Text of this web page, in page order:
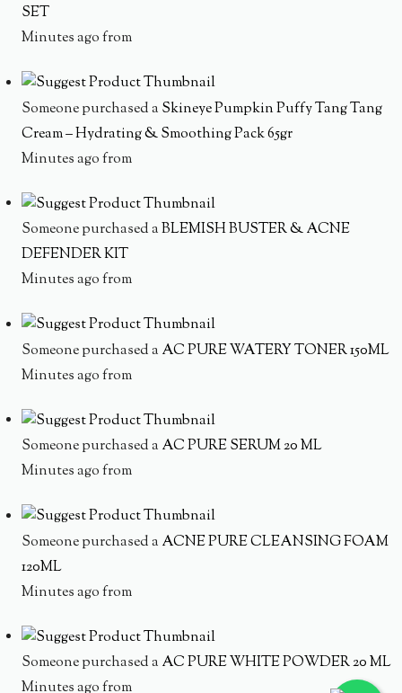
SET
Minutes ago from
Someone purchased a Skineye Pumpkin Puffy Tang Tang
Cream – Hydrating & Smoothing Pack 65gr
Minutes ago from
Someone purchased aBLEMISH BUSTER & ACNE
DEFENDER KIT
Minutes ago from
Someone purchased a AC PURE WATERY TONER 150ML
Minutes ago from
Someone purchased a AC PURE SERUM 20 ML
Minutes ago from
Someone purchased a ACNE PURE CLEANSING FOAM
120ML
Minutes ago from
Someone purchased a AC PURE WHITE POWDER 20 ML
Minutes ago from